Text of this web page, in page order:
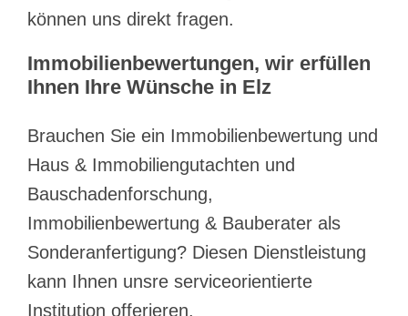
können uns direkt fragen.
Immobilienbewertungen, wir erfüllen
Ihnen Ihre Wünsche in Elz
Brauchen Sie ein Immobilienbewertung und
Haus & Immobiliengutachten und
Bauschadenforschung,
Immobilienbewertung & Bauberater als
Sonderanfertigung? Diesen Dienstleistung
kann Ihnen unsre serviceorientierte
Institution offerieren.